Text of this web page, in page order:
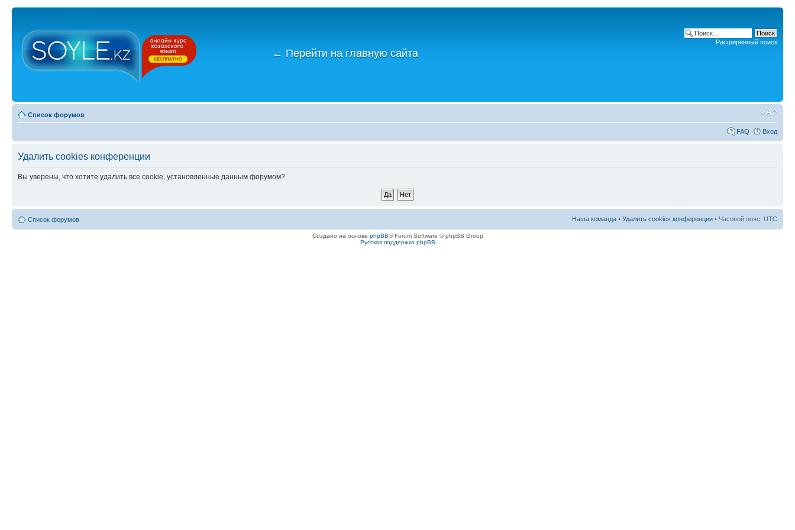
← Перейти на главную сайта
Расширенный поиск
Список форумов
FAQ Вход
Удалить cookies конференции
Вы уверены, что хотите удалить все cookie, установленные данным форумом?
Список форумов Наша команда • Удалить cookies конференции • Часовой пояс: UTC
Создано на основе phpBB® Forum Software © phpBB Group
Русская поддержка phpBB